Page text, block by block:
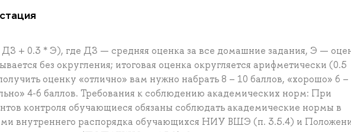
+ 0.3 * Э), где ДЗ — средняя оценка за все домашние задания, Э —
без округления; итоговая оценка округляется арифметически (0.5
оценку «отлично» вам нужно набрать 8 – 10 баллов, «хорошо» 6 –
4-6 баллов. Требования к соблюдению академических норм: При
контроля обучающиеся обязаны соблюдать академические нормы в
внутреннего распорядка обучающихся НИУ ВШЭ (п. 3.5.4) и